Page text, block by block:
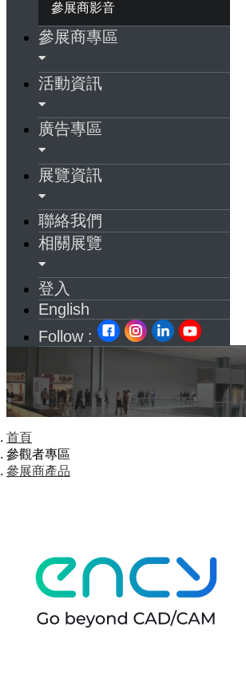
參展商影音
參展商專區
活動資訊
廣告專區
展覽資訊
聯絡我們
相關展覽
登入
English
Follow :
首頁
參觀者專區
參展商產品